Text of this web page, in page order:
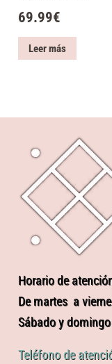
69.99€
Leer más
Horario de
De martes a
Sábado y
Teléfono de